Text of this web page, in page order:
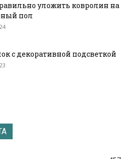
уложить ковролин на
пол
с декоративной подсветкой